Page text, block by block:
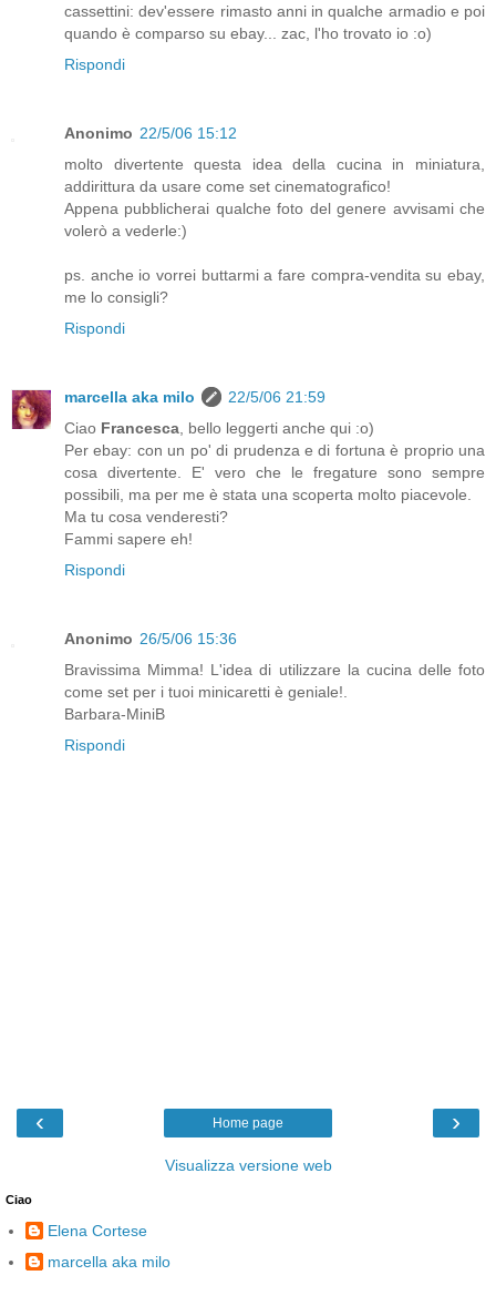
cassettini: dev'essere rimasto anni in qualche armadio e poi
quando è comparso su ebay... zac, l'ho trovato io :o)
Rispondi
Anonimo 22/5/06 15:12
molto divertente questa idea della cucina in miniatura,
addirittura da usare come set cinematografico!
Appena pubblicherai qualche foto del genere avvisami che
volerò a vederle:)
ps. anche io vorrei buttarmi a fare compra-vendita su ebay,
me lo consigli?
Rispondi
marcella aka milo
22/5/06 21:59
Ciao Francesca , bello leggerti anche qui :o)
Per ebay: con un po' di prudenza e di fortuna è proprio una
cosa divertente. E' vero che le fregature sono sempre
possibili, ma per me è stata una scoperta molto piacevole.
Ma tu cosa venderesti?
Fammi sapere eh!
Rispondi
Anonimo 26/5/06 15:36
Bravissima Mimma! L'idea di utilizzare la cucina delle foto
come set per i tuoi minicaretti è geniale!.
Barbara-MiniB
Rispondi
‹ ›
Home page
Visualizza versione web
Ciao
Elena Cortese
marcella aka milo